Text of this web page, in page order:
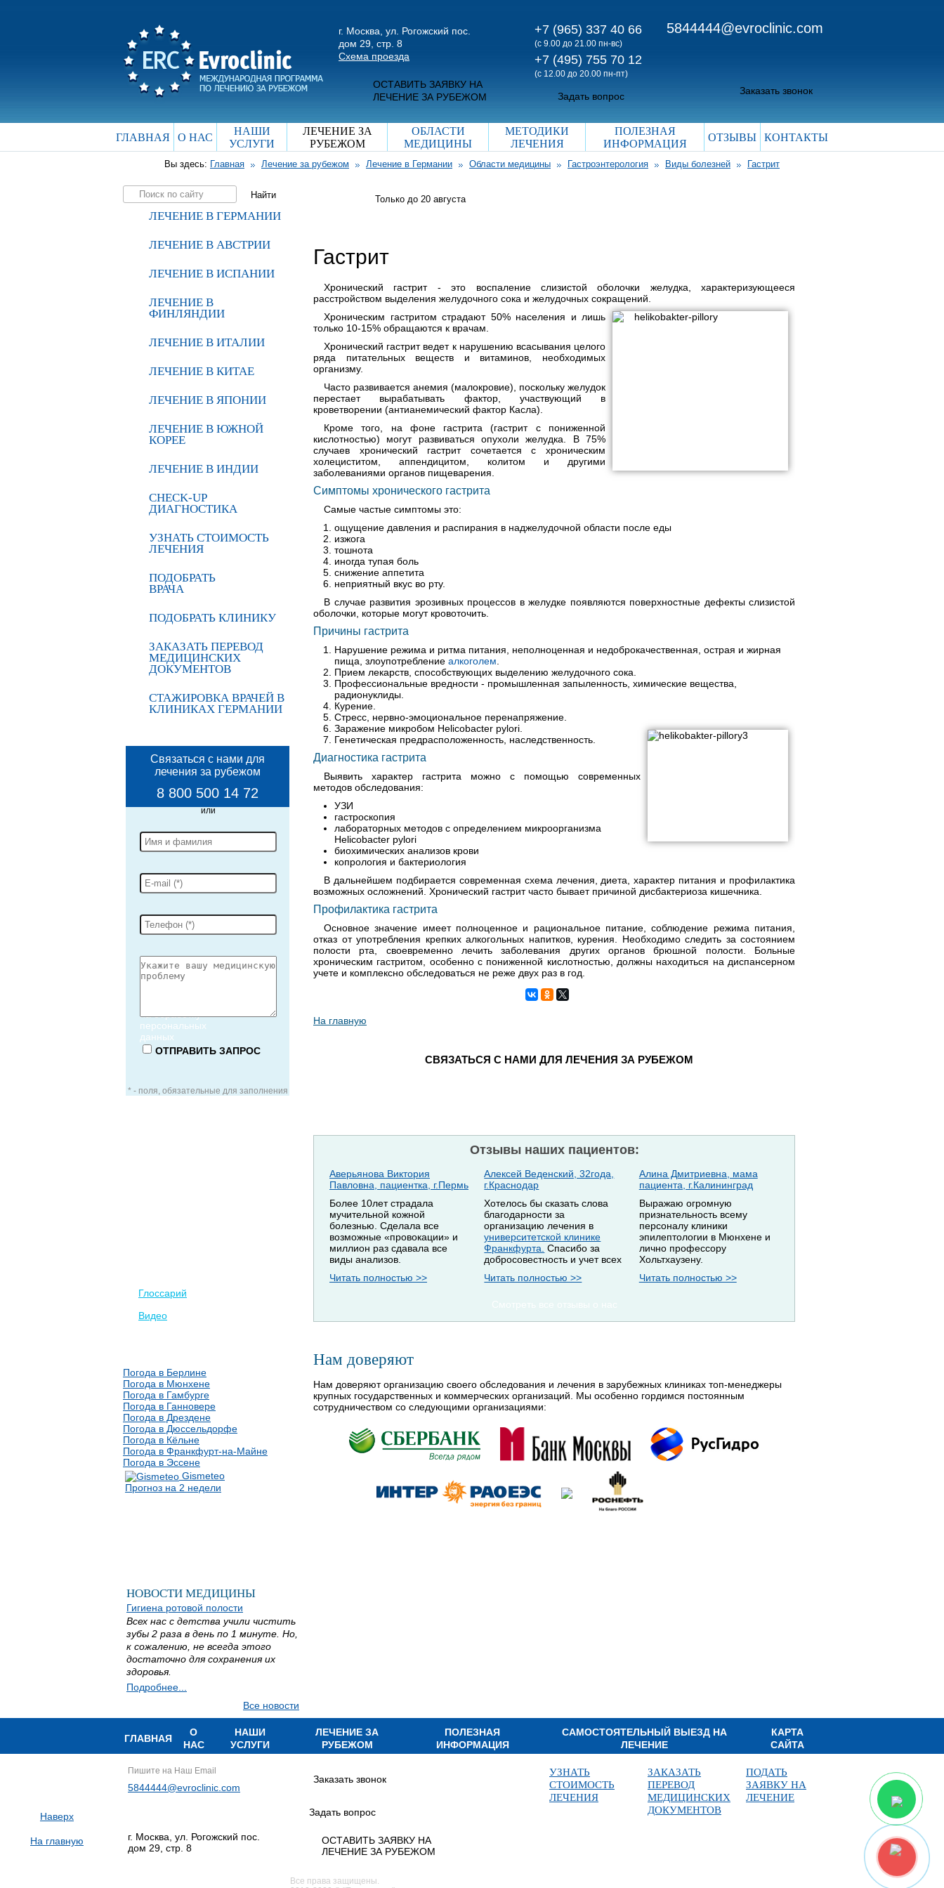
г. Москва, ул. Рогожский пос.
дом 29, стр. 8
Схема проезда
ОСТАВИТЬ ЗАЯВКУ НА
ЛЕЧЕНИЕ ЗА РУБЕЖОМ
+7 (965) 337 40 66
(с 9.00 до 21.00 пн-вс)
+7 (495) 755 70 12
(с 12.00 до 20.00 пн-пт)
Задать вопрос
5844444@evroclinic.com
Заказать звонок
ГЛАВНАЯ О НАС
НАШИ
УСЛУГИ
ЛЕЧЕНИЕ ЗА
РУБЕЖОМ
ОБЛАСТИ
МЕДИЦИНЫ
МЕТОДИКИ
ЛЕЧЕНИЯ
ПОЛЕЗНАЯ
ИНФОРМАЦИЯ
ОТЗЫВЫ КОНТАКТЫ
Вы здесь: Главная Лечение за рубежом Лечение в Германии Области медицины Гастроэнтерология Виды болезней Гастрит
ЛЕЧЕНИЕ В ГЕРМАНИИ
ЛЕЧЕНИЕ В АВСТРИИ
ЛЕЧЕНИЕ В ИСПАНИИ
ЛЕЧЕНИЕ В
ФИНЛЯНДИИ
ЛЕЧЕНИЕ В ИТАЛИИ
ЛЕЧЕНИЕ В КИТАЕ
ЛЕЧЕНИЕ В ЯПОНИИ
ЛЕЧЕНИЕ В ЮЖНОЙ
КОРЕЕ
ЛЕЧЕНИЕ В ИНДИИ
CHECK-UP
ДИАГНОСТИКА
УЗНАТЬ СТОИМОСТЬ
ЛЕЧЕНИЯ
ПОДОБРАТЬ
ВРАЧА
ПОДОБРАТЬ КЛИНИКУ
ЗАКАЗАТЬ ПЕРЕВОД
МЕДИЦИНСКИХ
ДОКУМЕНТОВ
СТАЖИРОВКА ВРАЧЕЙ В
КЛИНИКАХ ГЕРМАНИИ
Связаться с нами для
лечения за рубежом
8 800 500 14 72
на обработку
персональных
данных
* - поля, обязательные для заполнения
Глоссарий
Видео
Погода в Берлине
Погода в Мюнхене
Погода в Гамбурге
Погода в Ганновере
Погода в Дрездене
Погода в Дюссельдорфе
Погода в Кёльне
Погода в Франкфурт-на-Майне
Погода в Эссене
Gismeteo
Прогноз на 2 недели
НОВОСТИ МЕДИЦИНЫ
Гигиена ротовой полости
Всех нас с детства учили чистить
зубы 2 раза в день по 1 минуте. Но,
к сожалению, не всегда этого
достаточно для сохранения их
здоровья.
Подробнее...
Все новости
Только до 20 августа
Гастрит
Хронический гастрит - это воспаление слизистой оболочки желудка, характеризующееся
расстройством выделения желудочного сока и желудочных сокращений.
Хроническим гастритом страдают 50% населения и лишь
только 10-15% обращаются к врачам.
Хронический гастрит ведет к нарушению всасывания целого
ряда питательных веществ и витаминов, необходимых
организму.
Часто развивается анемия (малокровие), поскольку желудок
перестает вырабатывать фактор, участвующий в
кроветворении (антианемический фактор Касла).
Кроме того, на фоне гастрита (гастрит с пониженной
кислотностью) могут развиваться опухоли желудка. В 75%
случаев хронический гастрит сочетается с хроническим
холециститом, аппендицитом, колитом и другими
заболеваниями органов пищеварения.
Симптомы хронического гастрита
Самые частые симптомы это:
ощущение давления и распирания в наджелудочной области после еды
изжога
тошнота
иногда тупая боль
снижение аппетита
неприятный вкус во рту.
В случае развития эрозивных процессов в желудке появляются поверхностные дефекты слизистой
оболочки, которые могут кровоточить.
Причины гастрита
Нарушение режима и ритма питания, неполноценная и недоброкачественная, острая и жирная
пища, злоупотребление алкоголем
Прием лекарств, способствующих выделению желудочного сока.
Профессиональные вредности - промышленная запыленность, химические вещества,
радионуклиды.
Курение.
Стресс, нервно-эмоциональное перенапряжение.
Заражение микробом Helicobacter pylori.
Генетическая предрасположенность, наследственность.
Диагностика гастрита
Выявить характер гастрита можно с помощью современных
методов обследования:
УЗИ
гастроскопия
лабораторных методов с определением микроорганизма
Helicobacter pylori
биохимических анализов крови
копрология и бактериология
В дальнейшем подбирается современная схема лечения, диета, характер питания и профилактика
возможных осложнений. Хронический гастрит часто бывает причиной дисбактериоза кишечника.
Профилактика гастрита
Основное значение имеет полноценное и рациональное питание, соблюдение режима питания,
отказ от употребления крепких алкогольных напитков, курения. Необходимо следить за состоянием
полости рта, своевременно лечить заболевания других органов брюшной полости. Больные
хроническим гастритом, особенно с пониженной кислотностью, должны находиться на диспансерном
учете и комплексно обследоваться не реже двух раз в год.
На главную
СВЯЗАТЬСЯ С НАМИ ДЛЯ ЛЕЧЕНИЯ ЗА РУБЕЖОМ
Отзывы наших пациентов:
Аверьянова Виктория
Павловна, пациентка, г.Пермь
Более 10лет страдала
мучительной кожной
болезнью. Сделала все
возможные «провокации» и
миллион раз сдавала все
виды анализов.
Читать полностью >>
Алексей Веденский, 32года,
г.Краснодар
Хотелось бы сказать слова
благодарности за
организацию лечения в
университетской клинике
Франкфурта. Спасибо за
добросовестность и учет всех
Читать полностью >>
Алина Дмитриевна, мама
пациента, г.Калининград
Выражаю огромную
признательность всему
персоналу клиники
эпилептологии в Мюнхене и
лично профессору
Хольтхаузену.
Читать полностью >>
Нам доверяют
Нам доверяют организацию своего обследования и лечения в зарубежных клиниках топ-менеджеры
крупных государственных и коммерческих организаций. Мы особенно гордимся постоянным
сотрудничеством со следующими организациями:
ГЛАВНАЯ
О
НАС
НАШИ
УСЛУГИ
ЛЕЧЕНИЕ ЗА
РУБЕЖОМ
ПОЛЕЗНАЯ
ИНФОРМАЦИЯ
САМОСТОЯТЕЛЬНЫЙ ВЫЕЗД НА
ЛЕЧЕНИЕ
КАРТА
САЙТА
УЗНАТЬ
СТОИМОСТЬ
ЛЕЧЕНИЯ
ЗАКАЗАТЬ
ПЕРЕВОД
МЕДИЦИНСКИХ
ДОКУМЕНТОВ
ПОДАТЬ
ЗАЯВКУ НА
ЛЕЧЕНИЕ
Пишите на Наш Email
5844444@evroclinic.com
Заказать звонок
Задать вопрос
ОСТАВИТЬ ЗАЯВКУ НА
ЛЕЧЕНИЕ ЗА РУБЕЖОМ
г. Москва, ул. Рогожский пос.
дом 29, стр. 8
Все права защищены.
Наверх
На главную